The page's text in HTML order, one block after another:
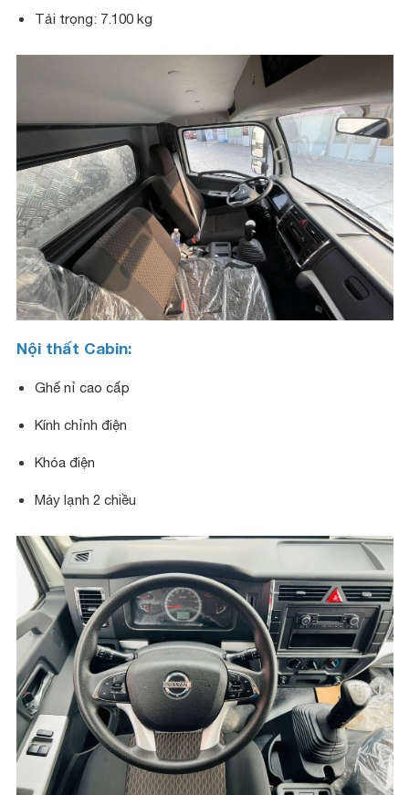
Tải trọng: 7.100 kg
Nội thất Cabin:
Ghế nỉ cao cấp
Kính chỉnh điện
Khóa điện
Máy lạnh 2 chiều